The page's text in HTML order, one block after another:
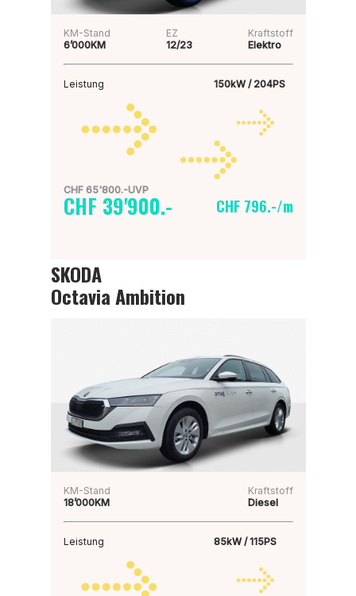
KM-Stand
6’000KM
EZ
12/23
Kraftstoff
Elektro
Leistung 150kW / 204PS
CHF 65'800.-UVP
CHF 39'900.- CHF 796.-/m
SKODA
Octavia Ambition
KM-Stand
18’000KM
Kraftstoff
Diesel
Leistung 85kW / 115PS